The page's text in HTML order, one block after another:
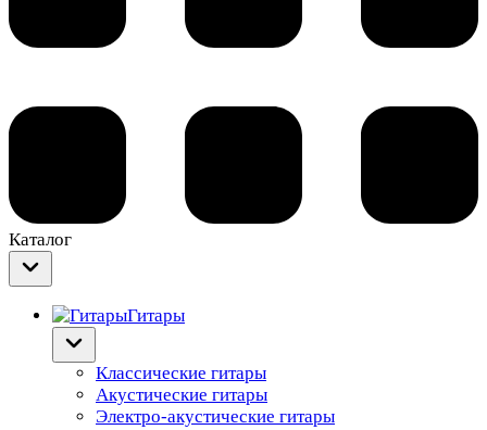
Каталог
Гитары
Классические гитары
Акустические гитары
Электро-акустические гитары